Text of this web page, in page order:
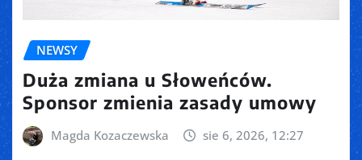
NEWSY
Duża zmiana u Słoweńców.
Sponsor zmienia zasady umowy
Magda Kozaczewska sie 6, 2026, 12:27